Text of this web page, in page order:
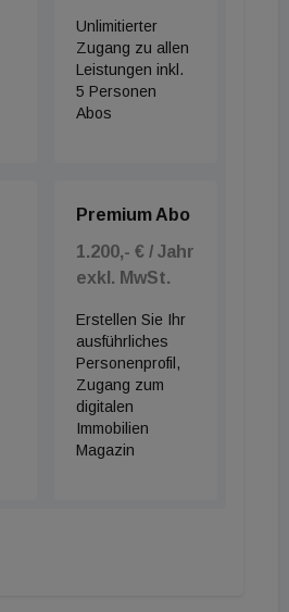
Unlimitierter
Zugang zu allen
Leistungen inkl.
5 Personen
Abos
Premium Abo
1.200,- € / Jahr
exkl. MwSt.
Erstellen Sie Ihr
ausführliches
Personenprofil,
Zugang zum
digitalen
Immobilien
Magazin